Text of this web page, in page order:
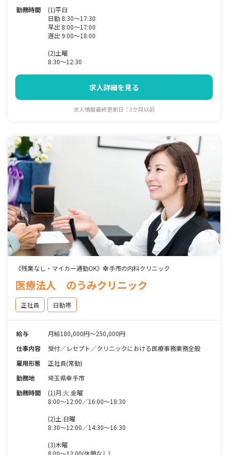
勤務時間
(1)平日
日勤 8:30～17:30
早出 8:00～17:00
遅出 9:00～18:00
(2)土曜
8:30～12:30
求人詳細を見る
求人情報最終更新日：3か月以前
《残業なし・マイカー通勤OK》幸手市の内科クリニック
医療法人 のうみクリニック
正社員 日勤帯
給与
月給180,000円〜250,000円
仕事内容
受付／レセプト／クリニックにおける医療事務業務全般
雇用形態
正社員(常勤)
勤務地
埼玉県幸手市
勤務時間
(1)月.火.金曜
8:00～12:00／16:00～18:30
(2)土.日曜
8:30～12:00／14:30～16:30
(3)木曜